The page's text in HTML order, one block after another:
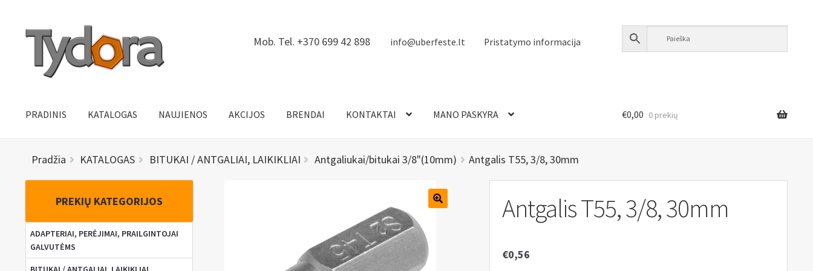
Pereiti
meniu
Pereiti
turinio
Mob. Tel. +370 699 42 898 info@uberfeste.lt Pristatymo informacija
PRADINIS KATALOGAS NAUJIENOS AKCIJOS BRENDAI KONTAKTAI MANO PASKYRA €0,00 0 prekių
Pradžia KATALOGAS BITUKAI / ANTGALIAI, LAIKIKLIAI Antgaliukai/bitukai 3/8"(10mm) Antgalis T55, 3/8, 30mm
Antgalis T55, 3/8, 30mm
€0,56
PREKIŲ KATEGORIJOS
ADAPTERIAI, PERĖJIMAI, PRAILGINTOJAI
GALVUTĖMS